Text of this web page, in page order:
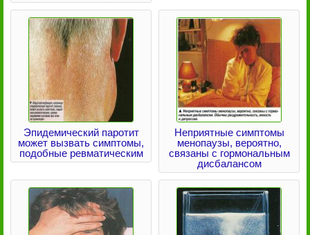
Эпидемический паротит
может вызвать симптомы,
подобные ревматическим
Неприятные симптомы
менопаузы, вероятно,
связаны с гормональным
дисбалансом